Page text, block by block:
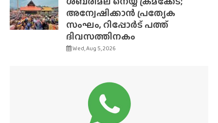
അന്വേഷിക്കാൻ പ്രത്യേക
സംഘം, റിപ്പോർട് പത്ത്
ദിവസത്തിനകം
Wed, Aug 5, 2026